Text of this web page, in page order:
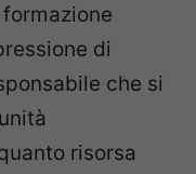
di
che si
risorsa